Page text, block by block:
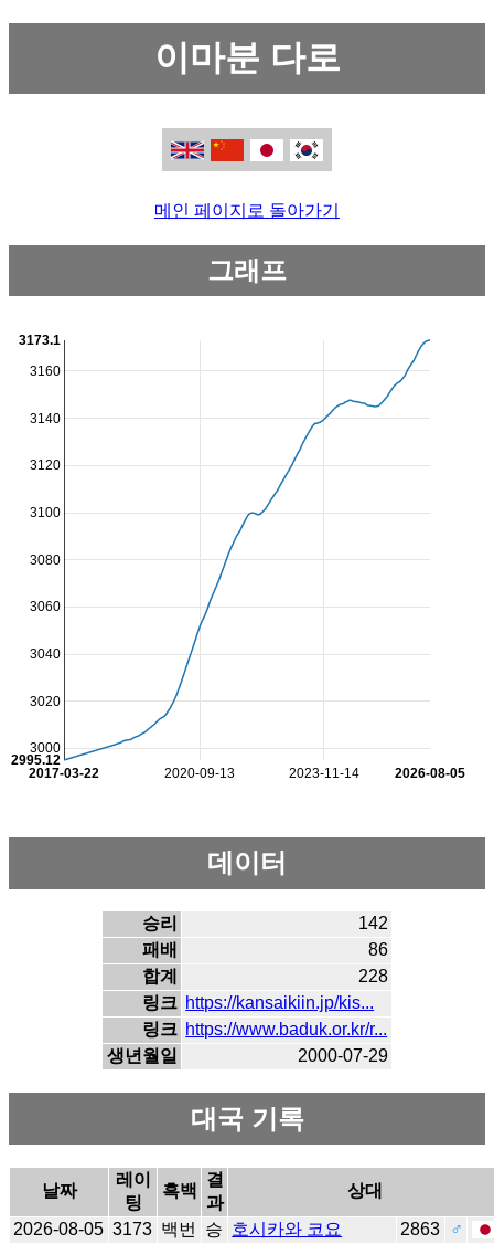
이마분 다로
메인 페이지로 돌아가기
그래프
2020-09-13 2023-11-14
2017-03-22 2026-08-05
3000
3020
3040
3060
3080
3100
3120
3140
3160
2995.12
3173.1
데이터
승리
142
패배
86
합계
228
링크 https://kansaikiin.jp/kis...
링크 https://www.baduk.or.kr/r...
생년월일
2000-07-29
대국 기록
날짜
레이
팅
흑백
결
과
상대
2026-08-05 3173 백번 승 호시카와 코요 2863
♂